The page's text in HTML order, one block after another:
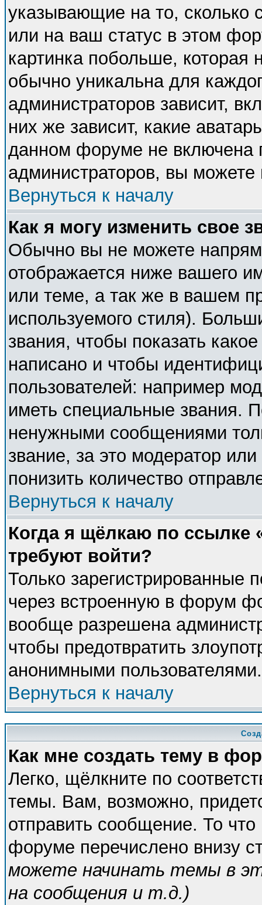
указывающие на то,
или на ваш статус в этом
картинка побольше, которая
обычно уникальна для
администраторов зависит,
них же зависит, какие
данном форуме не включена
администраторов, вы
Вернуться к началу
Как я могу изменить свое
Обычно вы не можете
отображается ниже вашего
или теме, а так же в вашем
используемого стиля).
звания, чтобы показать
написано и чтобы
пользователей: например
иметь специальные звания.
ненужными сообщениями
звание, за это модератор
понизить количество
Вернуться к началу
Когда я щёлкаю по ссылке
требуют войти?
Только зарегистрированные
через встроенную в форум
вообще разрешена
чтобы предотвратить
анонимными пользователями.
Вернуться к началу
Как мне создать тему в
Легко, щёлкните по
темы. Вам, возможно,
отправить сообщение. То
форуме перечислено внизу
можете начинать темы в
на сообщения и т.д.)